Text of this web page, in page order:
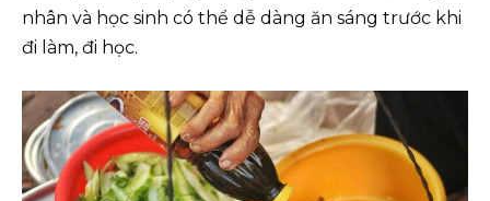
nhân và học sinh có thể dễ dàng ăn sáng trước khi
đi làm, đi học.